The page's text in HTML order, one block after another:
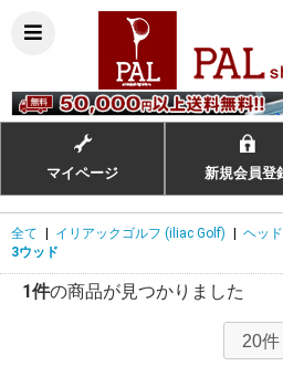
マイページ 新規会員登
全て イリアックゴルフ (iliac Golf) ヘッ
3ウッド
1件の商品が見つかりました